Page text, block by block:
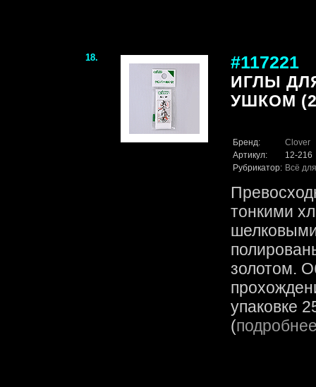
18. #117221
ИГЛЫ
УШКОМ
Бренд:
Clover
Артикул:
12-216
Рубрикатор: Всё
тонкими
золотом.
упаковке
(